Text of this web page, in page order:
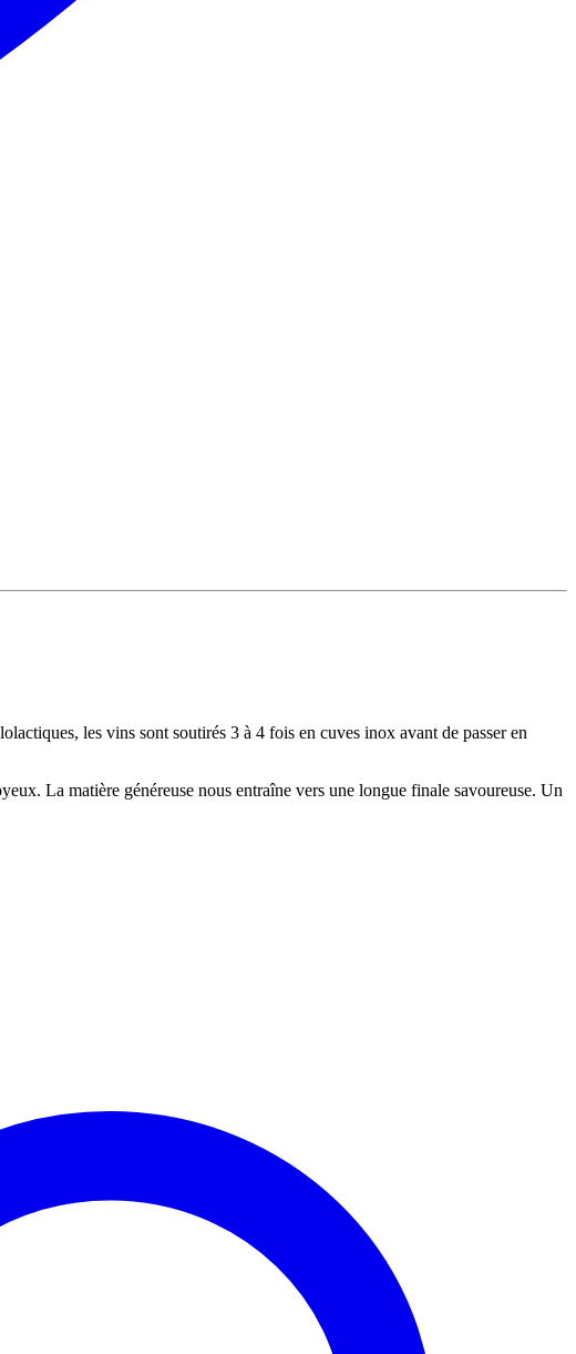
les vins sont soutirés 3 à 4 fois en cuves inox avant de passer en
La matière généreuse nous entraîne vers une longue finale savoureuse. Un